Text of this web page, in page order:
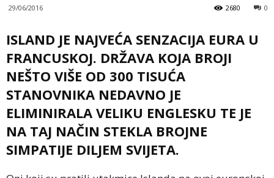
29/06/2016 0
2680
ISLAND JE NAJVEĆA SENZACIJA EURA U
FRANCUSKOJ. DRŽAVA KOJA BROJI
NEŠTO VIŠE OD 300 TISUĆA
STANOVNIKA NEDAVNO JE
ELIMINIRALA VELIKU ENGLESKU TE JE
NA TAJ NAČIN STEKLA BROJNE
SIMPATIJE DILJEM SVIJETA.